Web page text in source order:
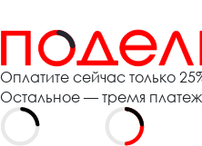
Оплатите сейчас только
Остальное — тремя